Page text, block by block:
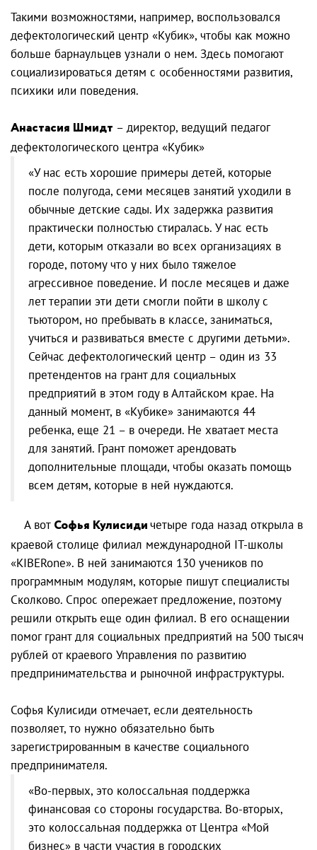
Такими возможностями, например, воспользовался
дефектологический центр «Кубик», чтобы как можно
больше барнаульцев узнали о нем. Здесь помогают
социализироваться детям с особенностями развития,
психики или поведения.
Анастасия Шмидт – директор, ведущий педагог
дефектологического центра «Кубик»
«У нас есть хорошие примеры детей, которые
после полугода, семи месяцев занятий уходили в
обычные детские сады. Их задержка развития
практически полностью стиралась. У нас есть
дети, которым отказали во всех организациях в
городе, потому что у них было тяжелое
агрессивное поведение. И после месяцев и даже
лет терапии эти дети смогли пойти в школу с
тьютором, но пребывать в классе, заниматься,
учиться и развиваться вместе с другими детьми».
Сейчас дефектологический центр – один из 33
претендентов на грант для социальных
предприятий в этом году в Алтайском крае. На
данный момент, в «Кубике» занимаются 44
ребенка, еще 21 – в очереди. Не хватает места
для занятий. Грант поможет арендовать
дополнительные площади, чтобы оказать помощь
всем детям, которые в ней нуждаются.
А вот Софья Кулисидичетыре года назад открыла в
краевой столице филиал международной IT-школы
«KIBERone». В ней занимаются 130 учеников по
программным модулям, которые пишут специалисты
Сколково. Спрос опережает предложение, поэтому
решили открыть еще один филиал. В его оснащении
помог грант для социальных предприятий на 500 тысяч
рублей от краевого Управления по развитию
предпринимательства и рыночной инфраструктуры.
Софья Кулисиди отмечает, если деятельность
позволяет, то нужно обязательно быть
зарегистрированным в качестве социального
предпринимателя.
«Во-первых, это колоссальная поддержка
финансовая со стороны государства. Во-вторых,
это колоссальная поддержка от Центра «Мой
бизнес» в части участия в городских